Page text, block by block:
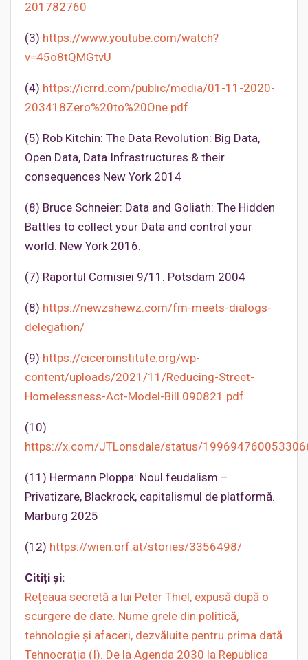
201782760
(3) https://www.youtube.com/watch?
v=45o8tQMGtvU
(4) https://icrrd.com/public/media/01-11-2020-
203418Zero%20to%20One.pdf
(5) Rob Kitchin: The Data Revolution: Big Data,
Open Data, Data Infrastructures & their
consequences New York 2014
(8) Bruce Schneier: Data and Goliath: The Hidden
Battles to collect your Data and control your
world. New York 2016.
(7) Raportul Comisiei 9/11. Potsdam 2004
(8) https://newzshewz.com/fm-meets-dialogs-
delegation/
(9) https://ciceroinstitute.org/wp-
content/uploads/2021/11/Reducing-Street-
Homelessness-Act-Model-Bill.090821.pdf
(10)
https://x.com/JTLonsdale/status/
(11) Hermann Ploppa: Noul feudalism –
Privatizare, Blackrock, capitalismul de platformă.
Marburg 2025
(12) https://wien.orf.at/stories/3356498/
Citiți și:
Rețeaua secretă a lui Peter Thiel, expusă după o
scurgere de date. Nume grele din politică,
tehnologie și afaceri, dezvăluite pentru prima dată
Tehnocrația (I). De la Agenda 2030 la Republica